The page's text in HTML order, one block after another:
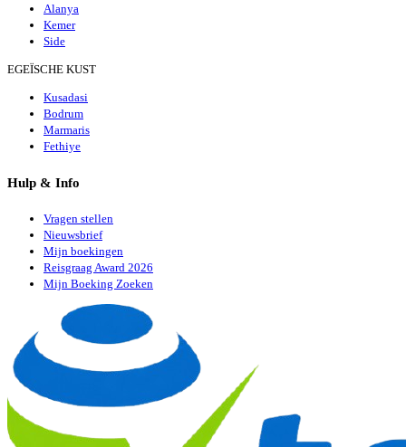
Alanya
Kemer
Side
EGEÏSCHE KUST
Kusadasi
Bodrum
Marmaris
Fethiye
Hulp & Info
Vragen stellen
Nieuwsbrief
Mijn boekingen
Reisgraag Award 2026
Mijn Boeking Zoeken